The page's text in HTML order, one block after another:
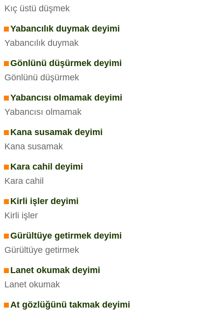
Kıç üstü düşmek
Yabancılık duymak deyimi
Yabancılık duymak
Gönlünü düşürmek deyimi
Gönlünü düşürmek
Yabancısı olmamak deyimi
Yabancısı olmamak
Kana susamak deyimi
Kana susamak
Kara cahil deyimi
Kara cahil
Kirli işler deyimi
Kirli işler
Gürültüye getirmek deyimi
Gürültüye getirmek
Lanet okumak deyimi
Lanet okumak
At gözlüğünü takmak deyimi